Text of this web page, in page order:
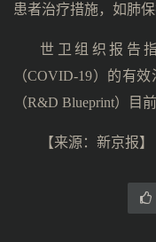
患者治疗措施，如肺保
世卫组织报告
（COVID-19）的有
（R&D Blueprint）目
【来源：新京报】